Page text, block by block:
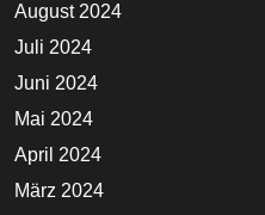
August 2024
Juli 2024
Juni 2024
Mai 2024
April 2024
März 2024